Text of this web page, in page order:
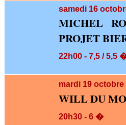
samedi 16
MICHEL
PROJET
22h00 - 7,5 / 5,5
mardi 19
WILL DU
20h30 - 6 �